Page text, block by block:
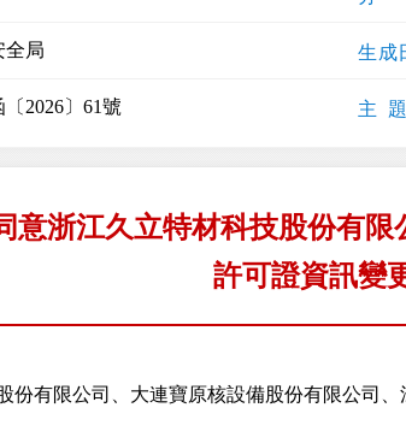
全局 生成
2026〕61號 主
意浙江久立特材科技股份有
許可證資訊變
份有限公司、大連寶原核設備股份有限公司